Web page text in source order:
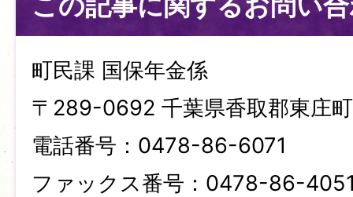
町民課 国保年金係
〒289-0692 千葉県香取郡東庄
電話番号：0478-86-6071
ファックス番号：0478-86-